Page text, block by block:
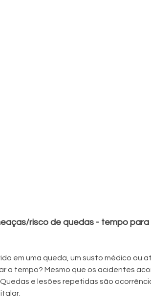
risco de quedas - tempo
em uma queda, um susto médico ou
a tempo? Mesmo que os acidentes
e lesões repetidas são